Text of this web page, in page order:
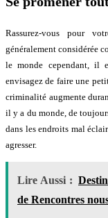
Rassurez-vous pour
généralement considérée
le monde cependant, il
envisagez de faire une
criminalité augmente
il y a du monde, de
dans les endroits mal
agresser.
Lire Aussi :
de Rencontres